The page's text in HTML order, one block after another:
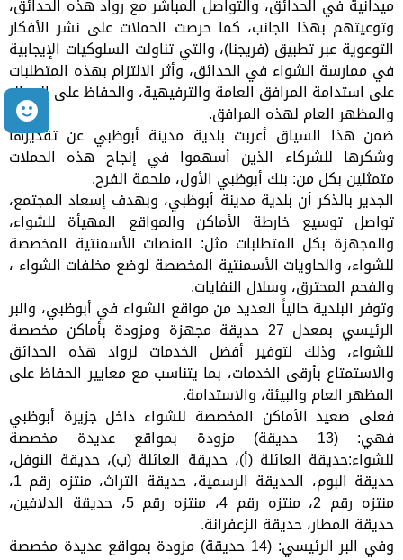
وتوعيتهم بهذا الجانب، كما حرصت الحملات على نشر الأفكار
التوعوية عبر تطبيق (فريجنا)، والتي تناولت السلوكيات الإيجابية
في ممارسة الشواء في الحدائق، وأثر الالتزام بهذه المتطلبات
على استدامة المرافق العامة والترفيهية، والحفاظ على الجمال
والمظهر العام لهذه المرافق.
ضمن هذا السياق أعربت بلدية مدينة أبوظبي عن تقديرها
وشكرها للشركاء الذين أسهموا في إنجاح هذه الحملات
متمثلين بكل من: بنك أبوظبي الأول، ملحمة الفرح.
الجدير بالذكر أن بلدية مدينة أبوظبي، وبهدف إسعاد المجتمع،
تواصل توسيع خارطة الأماكن والمواقع المهيأة للشواء،
والمجهزة بكل المتطلبات مثل: المنصات الأسمنتية المخصصة
للشواء، والحاويات الأسمنتية المخصصة لوضع مخلفات الشواء ،
والفحم المحترق، وسلال النفايات.
وتوفر البلدية حالياً العديد من مواقع الشواء في أبوظبي، والبر
الرئيسي بمعدل 27 حديقة مجهزة ومزودة بأماكن مخصصة
للشواء، وذلك لتوفير أفضل الخدمات لرواد هذه الحدائق
والاستمتاع بأرقى الخدمات، بما يتناسب مع معايير الحفاظ على
المظهر العام والبيئة، والاستدامة.
فعلى صعيد الأماكن المخصصة للشواء داخل جزيرة أبوظبي
فهي: (13 حديقة) مزودة بمواقع عديدة مخصصة
للشواء:حديقة العائلة (أ)، حديقة العائلة (ب)، حديقة النوفل،
حديقة البوم، الحديقة الرسمية، حديقة التراث، منتزه رقم 1،
منتزه رقم 2، منتزه رقم 4، منتزه رقم 5، حديقة الدلافين،
حديقة المطار، حديقة الزعفرانة.
وفي البر الرئيسي: (14 حديقة) مزودة بمواقع عديدة مخصصة